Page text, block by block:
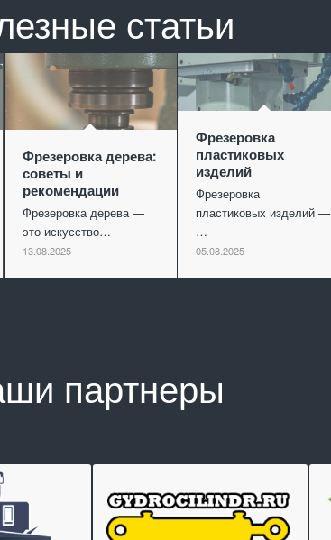
статьи
Фрезеровка дерева:
советы и
рекомендации
Фрезеровка дерева —
это искусство…
13.08.2025
Фрезеровка
пластиковых
изделий
Фрезеровка
пластиковых изделий —
…
05.08.2025
партнеры